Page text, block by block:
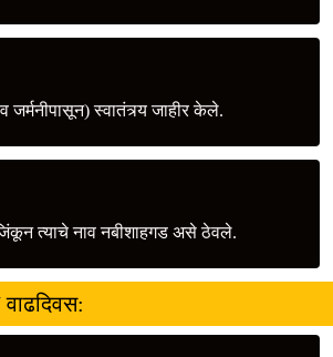
जर्मनीपासून) स्वातंत्र्य जाहीर केले.
त्याचे नाव नबीशाहगड असे ठेवले.